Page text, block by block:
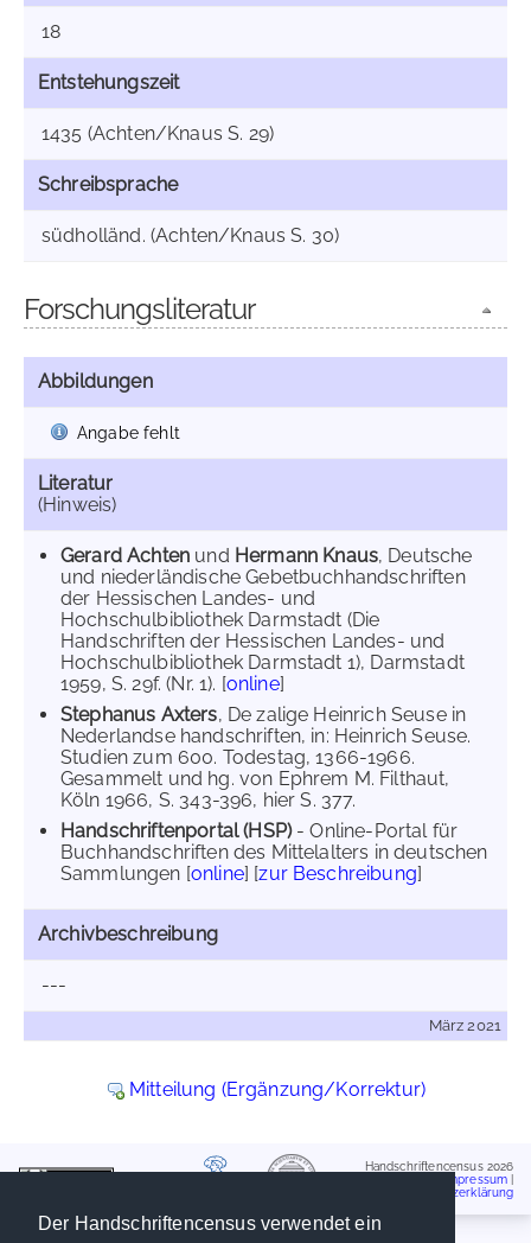
Der Handschriftencensus verwendet ein
18
Entstehungszeit
1435 (Achten/Knaus S. 29)
Schreibsprache
südholländ. (Achten/Knaus S. 30)
Forschungsliteratur
Abbildungen
Angabe fehlt
Literatur
(Hinweis)
Gerard Achten und Hermann Knaus, Deutsche
und niederländische Gebetbuchhandschriften
der Hessischen Landes- und
Hochschulbibliothek Darmstadt (Die
Handschriften der Hessischen Landes- und
Hochschulbibliothek Darmstadt 1), Darmstadt
1959, S. 29f. (Nr. 1). [online]
Stephanus Axters, De zalige Heinrich Seuse in
Nederlandse handschriften, in: Heinrich Seuse.
Studien zum 600. Todestag, 1366-1966.
Gesammelt und hg. von Ephrem M. Filthaut,
Köln 1966, S. 343-396, hier S. 377.
Handschriftenportal (HSP)- Online-Portal für
Buchhandschriften des Mittelalters in deutschen
Sammlungen [online] [zur Beschreibung]
Archivbeschreibung
---
März 2021
Mitteilung (Ergänzung/Korrektur)
Handschriftencensus 2026
Impressum
Datenschutzerklärung